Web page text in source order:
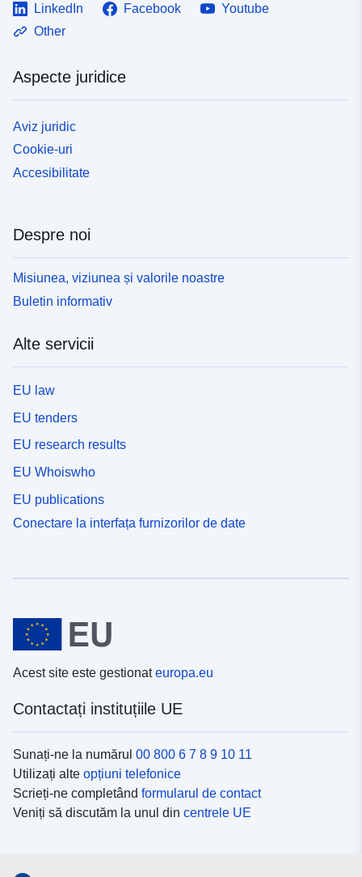
LinkedIn Facebook
Youtube
Other
Aspecte juridice
Aviz juridic
Cookie-uri
Accesibilitate
Despre noi
Misiunea, viziunea și valorile noastre
Buletin informativ
Alte servicii
EU law
EU tenders
EU research results
EU Whoiswho
EU publications
Conectare la interfața furnizorilor de date
Acest site este gestionateuropa.eu
Contactați instituțiile UE
Sunați-ne la numărul 00 800 6 7 8 9 10 11
Utilizați alte opțiuni telefonice
Scrieți-ne completând formularul de contact
Veniți să discutăm la unul din centrele UE